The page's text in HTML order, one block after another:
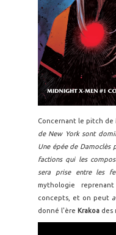
Concernant le pitch de
de New York sont
Une épée de Damoclès
factions qui les
sera prise entre les
mythologie
concepts, et on peut
donné l'ère Krakoa des